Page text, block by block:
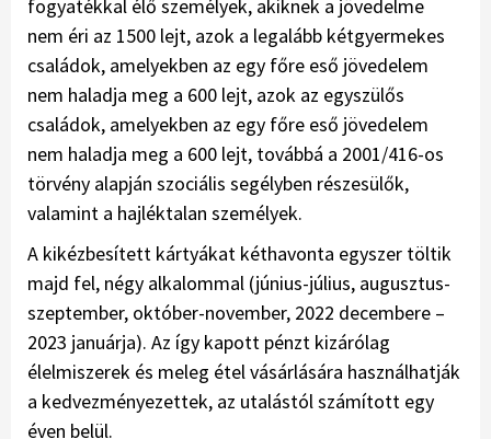
fogyatékkal élő személyek, akiknek a jövedelme
nem éri az 1500 lejt, azok a legalább kétgyermekes
családok, amelyekben az egy főre eső jövedelem
nem haladja meg a 600 lejt, azok az egyszülős
családok, amelyekben az egy főre eső jövedelem
nem haladja meg a 600 lejt, továbbá a 2001/416-os
törvény alapján szociális segélyben részesülők,
valamint a hajléktalan személyek.
A kikézbesített kártyákat kéthavonta egyszer töltik
majd fel, négy alkalommal (június-július, augusztus-
szeptember, október-november, 2022 decembere –
2023 januárja). Az így kapott pénzt kizárólag
élelmiszerek és meleg étel vásárlására használhatják
a kedvezményezettek, az utalástól számított egy
éven belül.